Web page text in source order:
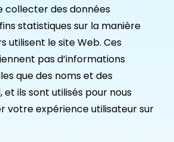
collecter des données
statistiques sur la manière
utilisent le site Web. Ces
pas d’informations
que des noms et des
ils sont utilisés pour nous
votre expérience utilisateur sur